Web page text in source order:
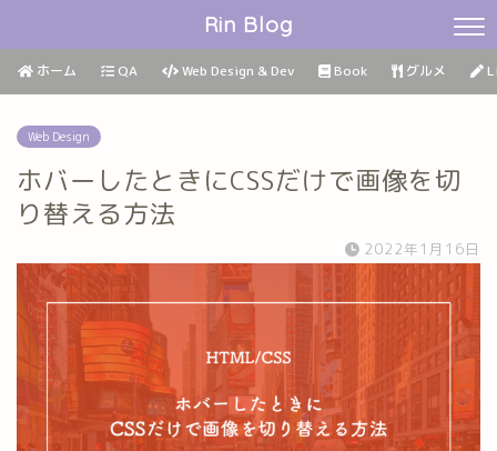
Rin Blog
ホーム QA Web Design & Dev Book グルメ
Web Design
ホバーしたときにCSSだけで画像を切
り替える方法
2022年1月16日